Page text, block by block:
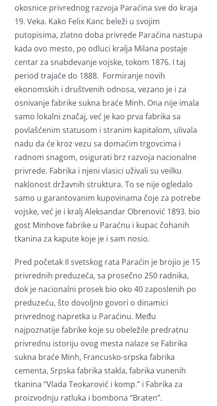
okosnice privrednog razvoja Paraćina sve do kraja
19. Veka. Kako Felix Kanc beleži u svojim
putopisima, zlatno doba privrede Paraćina nastupa
kada ovo mesto, po odluci kralja Milana postaje
centar za snabdevanje vojske, tokom 1876. I taj
period trajaće do 1888. Formiranje novih
ekonomskih i društvenih odnosa, vezano je i za
osnivanje fabrike sukna braće Minh. Ona nije imala
samo lokalni značaj, već je kao prva fabrika sa
povlašćenim statusom i stranim kapitalom, ulivala
nadu da će kroz vezu sa domaćim trgovcima i
radnom snagom, osigurati brz razvoja nacionalne
privrede. Fabrika i njeni vlasici uživali su veilku
naklonost državnih struktura. To se nije ogledalo
samo u garantovanim kupovinama čoje za potrebe
vojske, već je i kralj Aleksandar Obrenović 1893. bio
gost Minhove fabrike u Paraćnu i kupac čohanih
tkanina za kapute koje je i sam nosio.
Pred početak II svetskog rata Paraćin je brojio je 15
privrednih preduzeća, sa prosečno 250 radnika,
dok je nacionalni prosek bio oko 40 zaposlenih po
preduzeću, što dovoljno govori o dinamici
privrednog napretka u Paraćinu. Među
najpoznatije fabrike koje su obeležile predratnu
privrednu istoriju ovog mesta nalaze se Fabrika
sukna braće Minh, Francusko-srpska fabrika
cementa, Srpska fabrika stakla, fabrika vunenih
tkanina “Vlada Teokarović i komp.” i Fabrika za
proizvodnju ratluka i bombona “Braten”.